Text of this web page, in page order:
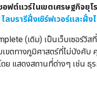
ฟต์แวร์ในเขตเศรษฐกิจยุโ
ไลบรารีฝั่งเซิร์ฟเวอร์และฝั่ง
(เดิม) เป็นเว็บเซอร์
บเขตทางภูมิศาสตร์ที่ไม่บังคั
โดย แสดงสถานที่ต่างๆ เช่น